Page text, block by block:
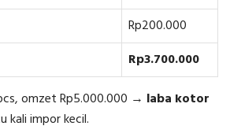
Rp200.000
Rp3.700.000
omzet Rp5.000.000 → laba kotor
kali impor kecil.